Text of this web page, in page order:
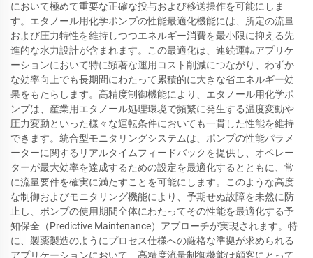
において極めて重要な正確な投与および移送操作を可能にしま
す。エタノール用化学ポンプの性能最適化機能には、所定の流量
および圧力特性を維持しつつエネルギー消費を最小限に抑える先
進的な水力設計が含まれます。この最適化は、連続運転アプリケ
ーションにおいて特に顕著な運用コスト削減につながり、わずか
な効率向上でも長期間にわたって累積的に大きな省エネルギー効
果をもたらします。高精度制御機能により、エタノール用化学ポ
ンプは、産業用エタノール処理環境で頻繁に発生する温度変動や
圧力変動といった様々な運転条件においても一貫した性能を維持
できます。統合型モニタリングシステムは、ポンプの性能パラメ
ーターに関するリアルタイムフィードバックを提供し、オペレー
ターが最大効率を達成するための設定を最適化するとともに、常
に流量要件を確実に満たすことを可能にします。このような高度
な制御およびモニタリング機能により、予期せぬ故障を未然に防
止し、ポンプの使用期間全体にわたってその性能を最適化する予
知保全（Predictive Maintenance）アプローチが実現されます。特
に、製薬製造のようにプロセス仕様への厳格な準拠が求められる
アプリケーションにおいて、高精度流量制御機能は顧客にとって